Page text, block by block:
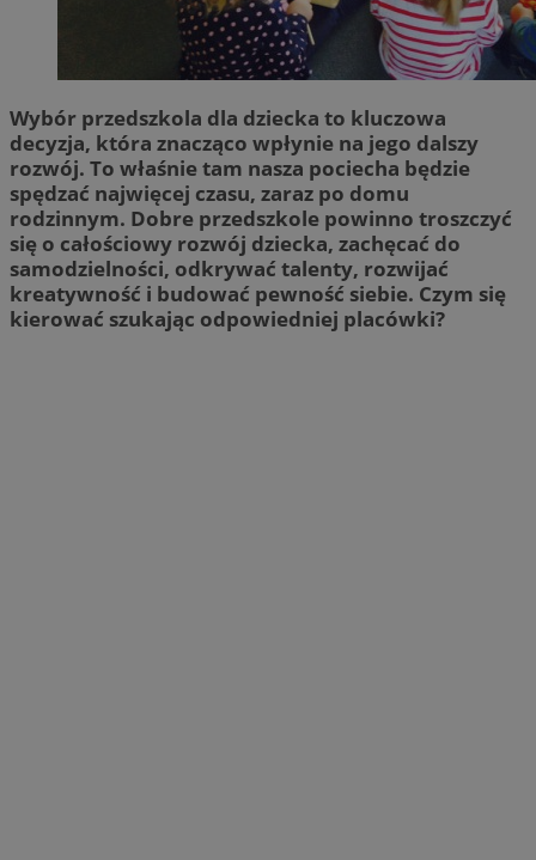
Wybór przedszkola dla dziecka to kluczowa
decyzja, która znacząco wpłynie na jego dalszy
rozwój. To właśnie tam nasza pociecha będzie
spędzać najwięcej czasu, zaraz po domu
rodzinnym. Dobre przedszkole powinno troszczyć
się o całościowy rozwój dziecka, zachęcać do
samodzielności, odkrywać talenty, rozwijać
kreatywność i budować pewność siebie. Czym się
kierować szukając odpowiedniej placówki?